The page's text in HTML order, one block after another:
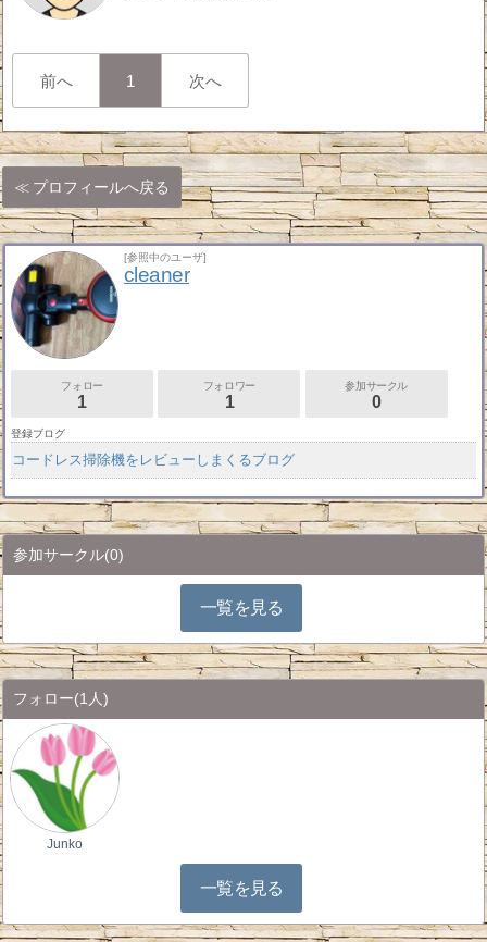
前へ 1 次へ
プロフィールへ戻る
[参照中のユーザ]
cleaner
フォロー
1
フォロワー
1
参加サークル
0
登録ブログ
コードレス掃除機をレビューしまくるブログ
参加サークル(0)
一覧を見る
フォロー(1人)
Junko
一覧を見る